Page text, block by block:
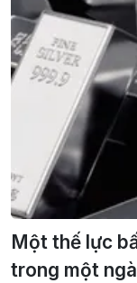
Một thế lực
trong một